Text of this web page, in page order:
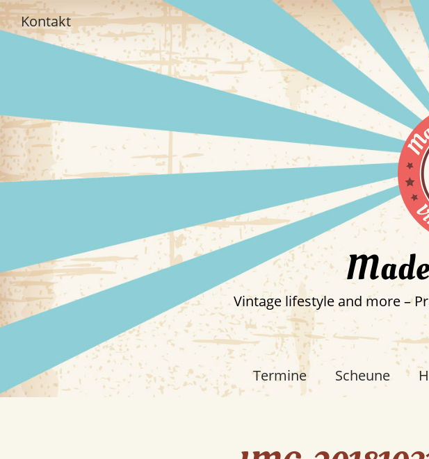
Kontakt
Vintage lifestyle and more –
Termine Scheune